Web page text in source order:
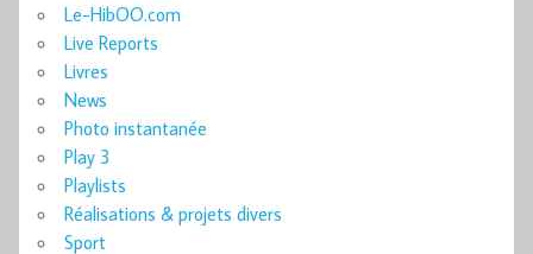
Le-HibOO.com
Live Reports
Livres
News
Photo instantanée
Play 3
Playlists
Réalisations & projets divers
Sport